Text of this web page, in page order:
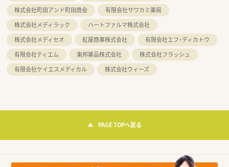
株式会社町田アンド町田商会
有限会社サワカミ薬局
株式会社メディラック
ハートファルマ株式会社
株式会社メディセオ
紅屋商事株式会社
有限会社エフ・ディカトウ
有限会社ティエム
東邦薬品株式会社
株式会社フラッシュ
有限会社ケイエスメディカル
株式会社ウィーズ
PAGE TOPへ戻る